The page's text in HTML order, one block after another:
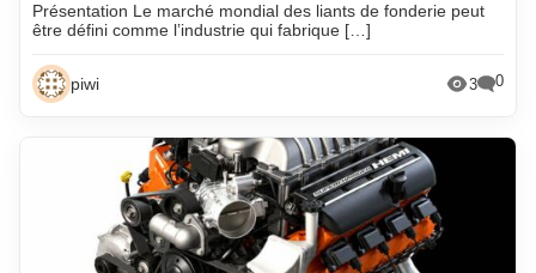
Présentation Le marché mondial des liants de fonderie peut
être défini comme l’industrie qui fabrique […]
piwi 3 0